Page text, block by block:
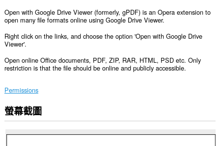
Open with Google Drive Viewer (formerly, gPDF) is an Opera extension to
open many file formats online using Google Drive Viewer.
Right click on the links, and choose the option 'Open with Google Drive
Viewer'.
Open online Office documents, PDF, ZIP, RAR, HTML, PSD etc. Only
restriction is that the file should be online and publicly accessible.
Permissions
這
個
伸
螢幕截圖